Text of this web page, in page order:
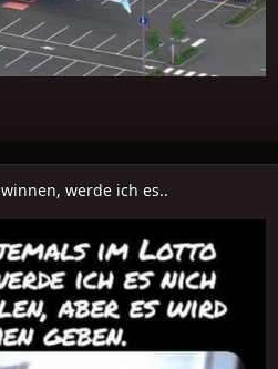
werde ich es..